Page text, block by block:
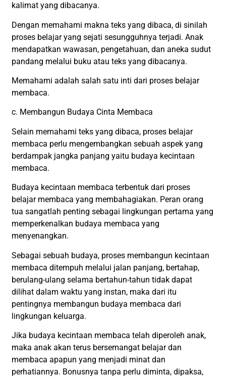
kalimat yang dibacanya.
Dengan memahami makna teks yang dibaca, di sinilah
proses belajar yang sejati sesungguhnya terjadi. Anak
mendapatkan wawasan, pengetahuan, dan aneka sudut
pandang melalui buku atau teks yang dibacanya.
Memahami adalah salah satu inti dari proses belajar
membaca.
c. Membangun Budaya Cinta Membaca
Selain memahami teks yang dibaca, proses belajar
membaca perlu mengembangkan sebuah aspek yang
berdampak jangka panjang yaitu budaya kecintaan
membaca.
Budaya kecintaan membaca terbentuk dari proses
belajar membaca yang membahagiakan. Peran orang
tua sangatlah penting sebagai lingkungan pertama yang
memperkenalkan budaya membaca yang
menyenangkan.
Sebagai sebuah budaya, proses membangun kecintaan
membaca ditempuh melalui jalan panjang, bertahap,
berulang-ulang selama bertahun-tahun tidak dapat
dilihat dalam waktu yang instan, maka dari itu
pentingnya membangun budaya membaca dari
lingkungan keluarga.
Jika budaya kecintaan membaca telah diperoleh anak,
maka anak akan terus bersemangat belajar dan
membaca apapun yang menjadi minat dan
perhatiannya. Bonusnya tanpa perlu diminta, dipaksa,